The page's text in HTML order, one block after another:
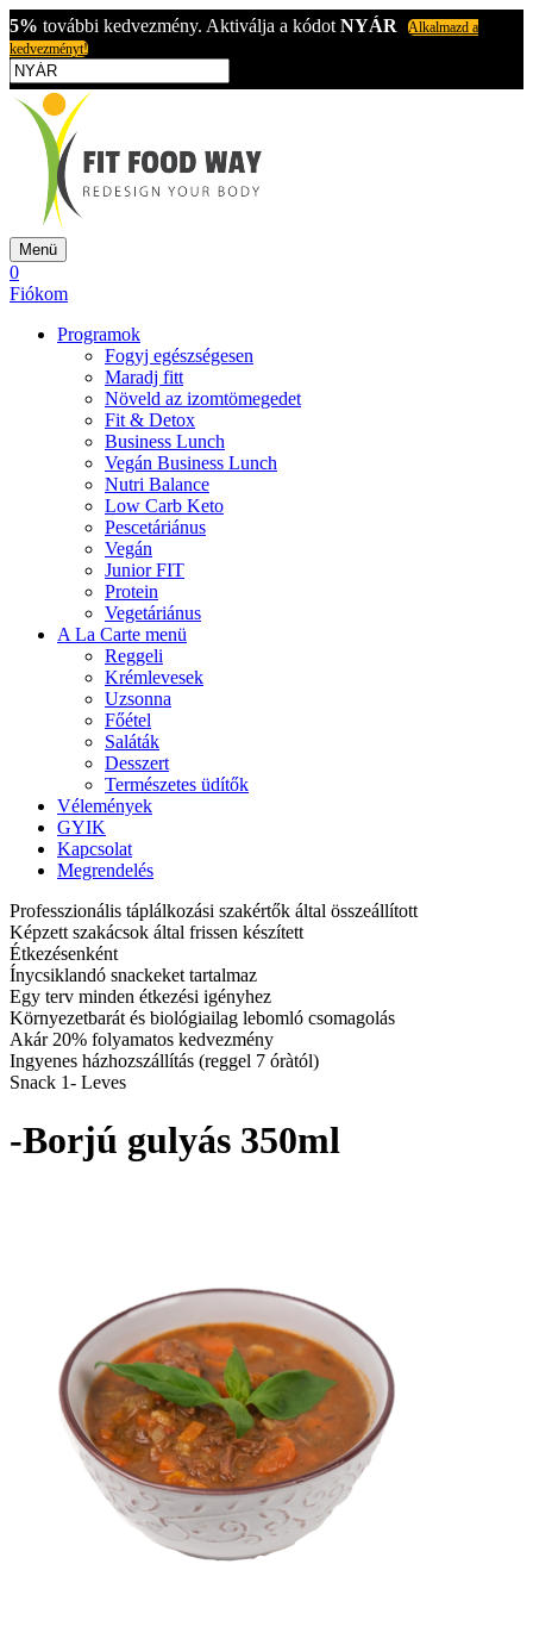
5% további kedvezmény. Aktiválja a kódot NYÁR
Alkalmazd a
kedvezményt!
Menü
0
Fiókom
Programok
Fogyj egészségesen
Maradj fitt
Növeld az izomtömegedet
Fit & Detox
Business Lunch
Vegán Business Lunch
Nutri Balance
Low Carb Keto
Pescetáriánus
Vegán
Junior FIT
Protein
Vegetáriánus
A La Carte menü
Reggeli
Krémlevesek
Uzsonna
Főétel
Saláták
Desszert
Természetes üdítők
Vélemények
GYIK
Kapcsolat
Megrendelés
Professzionális táplálkozási szakértők által összeállított
Képzett szakácsok által frissen készített
Étkezésenként
Ínycsiklandó snackeket tartalmaz
Egy terv minden étkezési igényhez
Környezetbarát és biológiailag lebomló csomagolás
Akár 20% folyamatos kedvezmény
Ingyenes házhozszállítás (reggel 7 óràtól)
Snack 1- Leves
-Borjú gulyás 350ml